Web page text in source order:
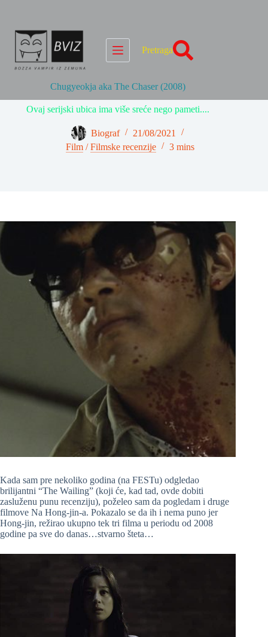
Pretraga
Chugyeokja aka The Chaser (2008)
Ovaj serijski ubica ima više sreće nego pameti....
Biograf
21/08/2021
Film/Filmske recenzije 3 mins
Kada sam pre nekoliko godina (na FESTu) odgledao
brilijantni “The Wailing” (koji će, kad tad, ovde dobiti
zasluženu punu recenziju), poželeo sam da pogledam i druge
filmove Na Hong-jin-a. Pokazalo se da ih i nema puno jer
Hong-jin, režirao ukupno tek tri filma u periodu od 2008
godine pa sve do danas…stvarno šteta…